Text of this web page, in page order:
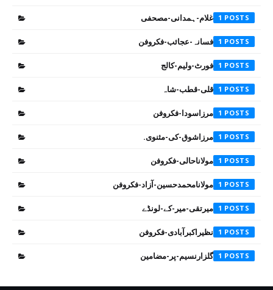
غلام-ہمدانی-مصحفی 1
فسانہ-عجائب-فکروفن 1
فورٹ-ولیم-کالج 1
قلی-قطب-شاہ 1
مرزاسودا-فکروفن 1
مرزاشوق-کی-مثنوی. 1
مولاناحالی-فکروفن 1
مولانامحمدحسین-آزاد-فکروفن 1
میرتقی-میر-کے-لونڈے 1
نظیراکبرآبادی-فکروفن 1
گلزارنسیم-پر-مضامین 1